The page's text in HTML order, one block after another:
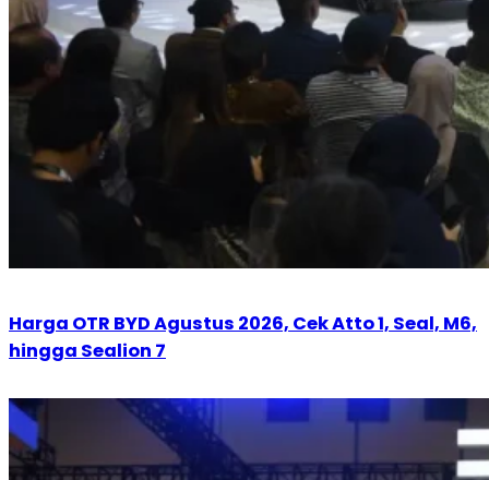
Harga OTR BYD Agustus 2026, Cek Atto 1, Seal, M6,
hingga Sealion 7